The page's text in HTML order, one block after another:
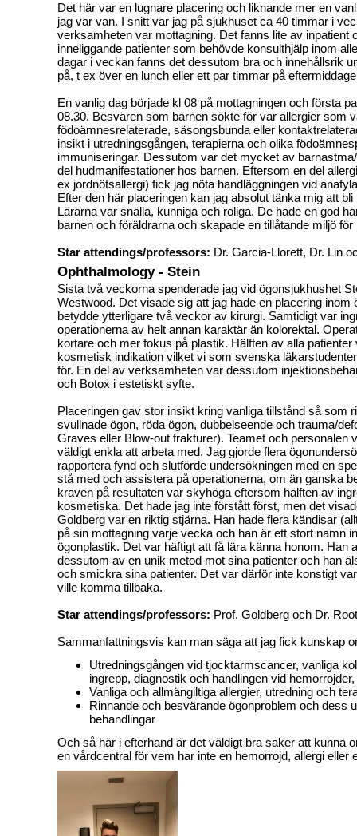
Det här var en lugnare placering och liknande mer en
jag var van. I snitt var jag på sjukhuset ca 40 timmar i
verksamheten var mottagning. Det fanns lite av inpatient
inneliggande patienter som behövde konsulthjälp inom
dagar i veckan fanns det dessutom bra och innehållsrik
på, t ex över en lunch eller ett par timmar på
En vanlig dag började kl 08 på mottagningen och första
08.30. Besvären som barnen sökte för var allergier som
födoämnesrelaterade, säsongsbunda eller
insikt i utredningsgången, terapierna och olika
immuniseringar. Dessutom var det mycket av
del hudmanifestationer hos barnen. Eftersom en del
ex jordnötsallergi) fick jag nöta handläggningen vid
Efter den här placeringen kan jag absolut tänka mig att bli
Lärarna var snälla, kunniga och roliga. De hade en god
barnen och föräldrarna och skapade en tillåtande miljö
Star attendings/professors: Dr. Garcia-Llorett, Dr. Lin
Ophthalmology - Stein
Sista två veckorna spenderade jag vid ögonsjukhushet
Westwood. Det visade sig att jag hade en placering inom
betydde ytterligare två veckor av kirurgi. Samtidigt var
operationerna av helt annan karaktär än kolorektal.
kortare och mer fokus på plastik. Hälften av alla patienter
kosmetisk indikation vilket vi som svenska
för. En del av verksamheten var dessutom
och Botox i estetiskt syfte.
Placeringen gav stor insikt kring vanliga tillstånd så som
svullnade ögon, röda ögon, dubbelseende och trauma/
Graves eller Blow-out frakturer). Teamet och personalen
väldigt enkla att arbeta med. Jag gjorde flera
rapportera fynd och slutförde undersökningen med en
stå med och assistera på operationerna, om än ganska
kraven på resultaten var skyhöga eftersom hälften av
kosmetiska. Det hade jag inte förstått först, men det
Goldberg var en riktig stjärna. Han hade flera kändisar
på sin mottagning varje vecka och han är ett stort namn
ögonplastik. Det var häftigt att få lära känna honom. Han
dessutom av en unik metod mot sina patienter och han
och smickra sina patienter. Det var därför inte konstigt
ville komma tillbaka.
Star attendings/professors: Prof. Goldberg och Dr.
Sammanfattningsvis kan man säga att jag fick kunskap
Utredningsgången vid tjocktarmscancer, vanliga
ingrepp, diagnostik och handlingen vid
Vanliga och allmängiltiga allergier, utredning och
Rinnande och besvärande ögonproblem och dess
behandlingar
Och så här i efterhand är det väldigt bra saker att kunna
en vårdcentral för vem har inte en hemorrojd, allergi eller